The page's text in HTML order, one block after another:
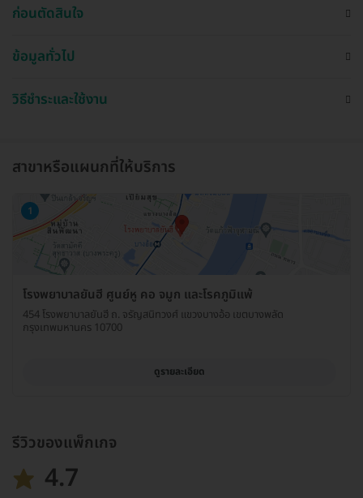
ก่อนตัดสินใจ
ข้อมูลทั่วไป
วิธีชำระและใช้งาน
สาขาหรือแผนกที่ให้บริการ
1
โรงพยาบาลยันฮี ศูนย์หู คอ จมูก และโรคภูมิแพ้
454 โรงพยาบาลยันฮี ถ. จรัญสนิทวงศ์ แขวงบางอ้อ เขตบางพลัด
กรุงเทพมหานคร 10700
ดูรายละเอียด
รีวิวของแพ็กเกจ
4.7